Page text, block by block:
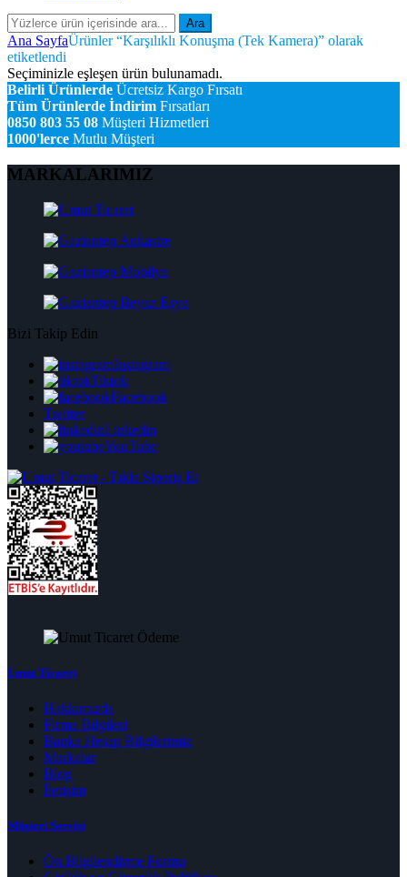
Ara
Ana SayfaÜrünler “Karşılıklı Konuşma (Tek Kamera)” olarak
etiketlendi
Seçiminizle eşleşen ürün bulunamadı.
Belirli Ürünlerde Ücretsiz Kargo Fırsatı
Tüm Ürünlerde İndirim Fırsatları
0850 803 55 08 Müşteri Hizmetleri
1000'lerce Mutlu Müşteri
MARKALARIMIZ
Bizi Takip Edin
Instagram
Tiktok
Facebook
Twitter
Linkedin
YouTube
Umut Ticaret
Hakkımızda
Firma Bilgileri
Banka Hesap Bilgilerimiz
Markalar
Blog
İletişim
Müşteri Servisi
Ön Bilgilendirme Formu